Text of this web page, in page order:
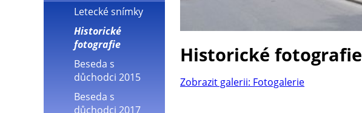
Letecké snímky
Historické
fotografie
Beseda s
důchodci 2015
Beseda s
důchodci 2017
Historické fotografie
Zobrazit galerii: Fotogalerie